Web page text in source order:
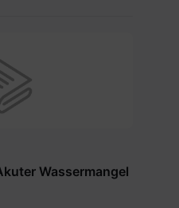
Wassermangel